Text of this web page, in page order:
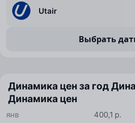
Utair
Выбрать
Динамика цен за год
Динамика цен
400,1 р.
янв